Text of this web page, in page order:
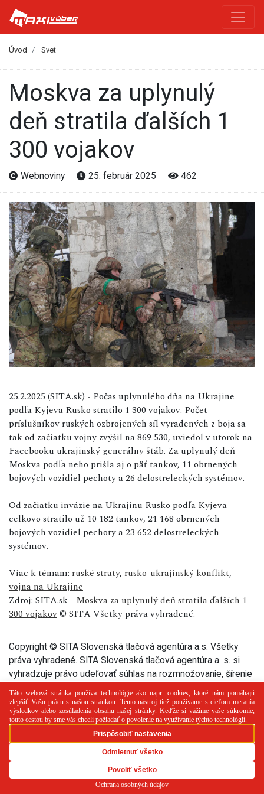
Úvod Svet
Moskva za uplynulý
deň stratila ďalších 1
300 vojakov
Webnoviny 25. február 2025 462
25.2.2025 (SITA.sk) - Počas uplynulého dňa na Ukrajine
podľa Kyjeva Rusko stratilo 1 300 vojakov. Počet
príslušníkov ruských ozbrojených síl vyradených z boja sa
tak od začiatku vojny zvýšil na 869 530, uviedol v utorok na
Facebooku ukrajinský generálny štáb. Za uplynulý deň
Moskva podľa neho prišla aj o päť tankov, 11 obrnených
bojových vozidiel pechoty a 26 delostreleckých systémov.
Od začiatku invázie na Ukrajinu Rusko podľa Kyjeva
celkovo stratilo už 10 182 tankov, 21 168 obrnených
bojových vozidiel pechoty a 23 652 delostreleckých
systémov.
Viac k témam: ruské straty, rusko-ukrajinský konflikt,
vojna na Ukrajine
Zdroj: SITA.sk - Moskva za uplynulý deň stratila ďalších 1
300 vojakov© SITA Všetky práva vyhradené.
Copyright © SITA Slovenská tlačová agentúra a.s. Všetky
práva vyhradené. SITA Slovenská tlačová agentúra a. s. si
vyhradzuje právo udeľovať súhlas na rozmnožovanie, šírenie
PR článok
používania cookies
RSS